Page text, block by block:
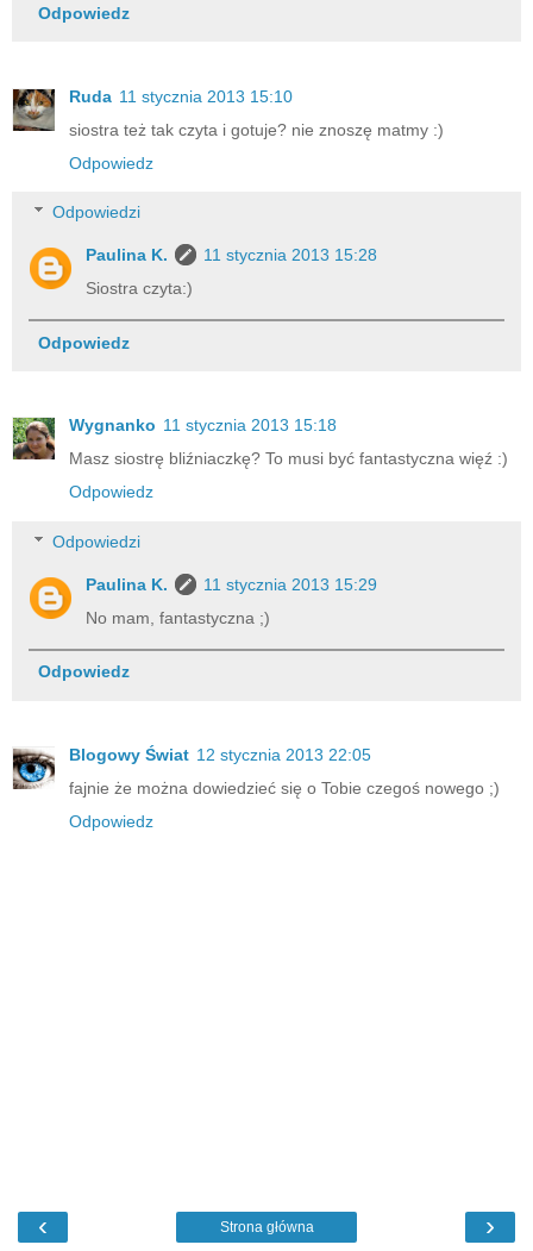
Odpowiedz
Ruda 11 stycznia 2013 15:10
siostra też tak czyta i gotuje? nie znoszę matmy :)
Odpowiedz
Odpowiedzi
Paulina K.
11 stycznia 2013 15:28
Siostra czyta:)
Odpowiedz
Wygnanko 11 stycznia 2013 15:18
Masz siostrę bliźniaczkę? To musi być fantastyczna więź :)
Odpowiedz
Odpowiedzi
Paulina K.
11 stycznia 2013 15:29
No mam, fantastyczna ;)
Odpowiedz
Blogowy Świat 12 stycznia 2013 22:05
fajnie że można dowiedzieć się o Tobie czegoś nowego ;)
Odpowiedz
‹ ›
Strona główna